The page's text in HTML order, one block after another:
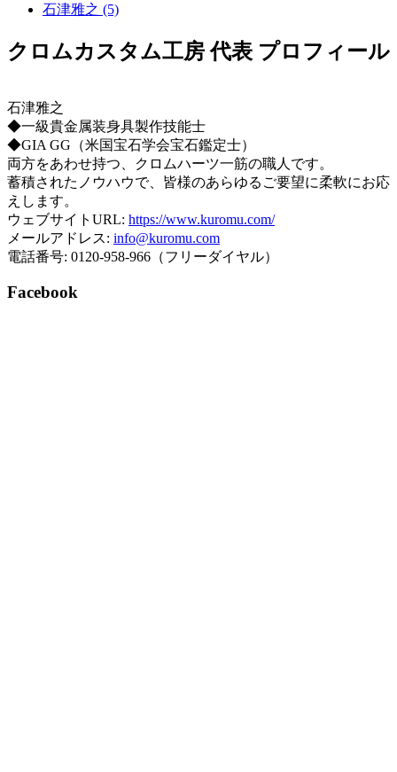
石津雅之 (5)
クロムカスタム工房 代表 プロフィール
石津雅之
◆一級貴金属装身具製作技能士
◆GIA GG（米国宝石学会宝石鑑定士）
両方をあわせ持つ、クロムハーツ一筋の職人です。
蓄積されたノウハウで、皆様のあらゆるご要望に柔軟にお応
えします。
ウェブサイトURL: https://www.kuromu.com/
メールアドレス: info@kuromu.com
電話番号: 0120-958-966（フリーダイヤル）
Facebook